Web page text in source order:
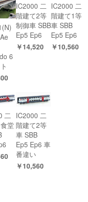
6
IC2000 二
階建て2等
制御車 SBB
Ep5 Ep6
￥14,520
IC2000 二
階建て1等
車 SBB
Ep5 Ep6
￥10,560
二
堂
IC2000 二
階建て2等
車 SBB
Ep5 Ep6 車
番違い
￥10,560